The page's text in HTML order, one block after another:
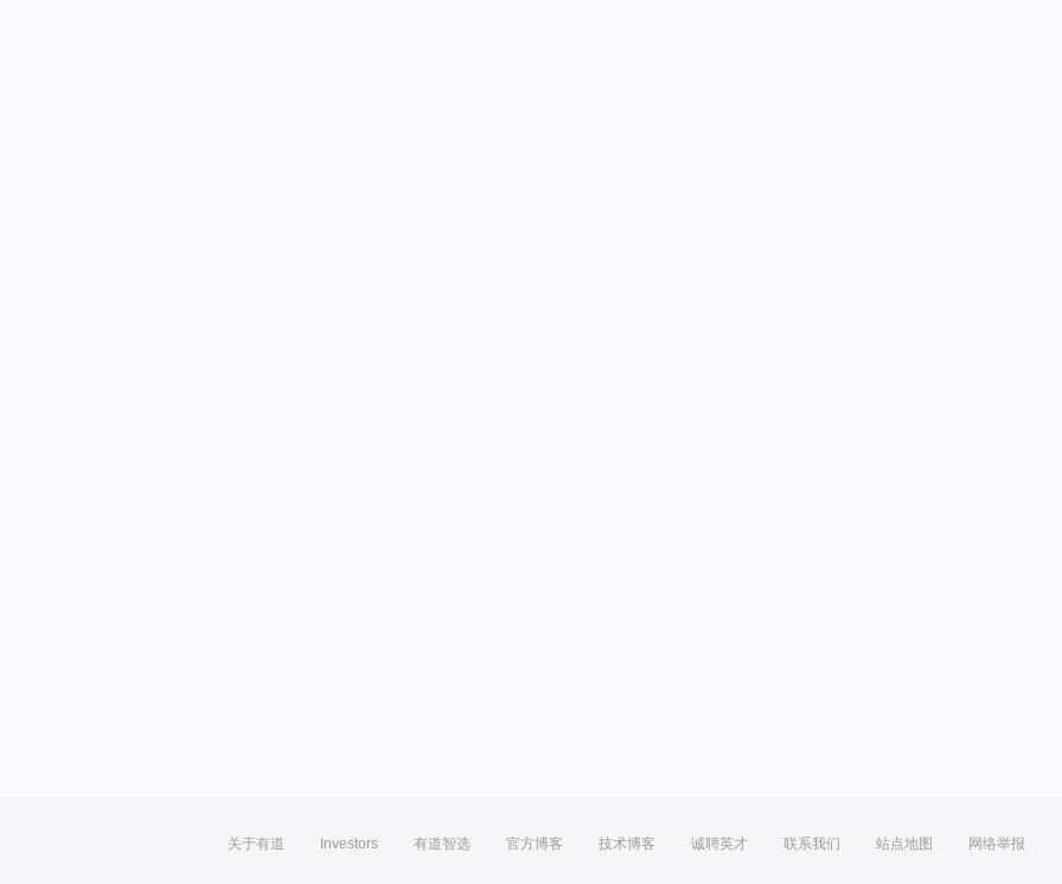
关于有道 Investors 有道智选 官方博客 技术博客 诚聘英才 联系我们 站点地图 网络举报